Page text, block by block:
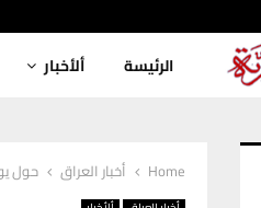
الرئيسة ألأخبار
Home أخبار العراق حول